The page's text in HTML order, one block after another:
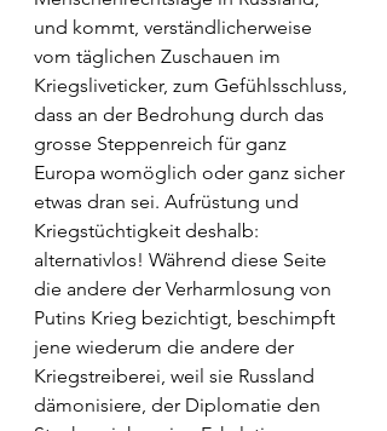
und kommt, verständlicherweise
vom täglichen Zuschauen im
Kriegsliveticker, zum Gefühlsschluss,
dass an der Bedrohung durch das
grosse Steppenreich für ganz
Europa womöglich oder ganz sicher
etwas dran sei. Aufrüstung und
Kriegstüchtigkeit deshalb:
alternativlos! Während diese Seite
die andere der Verharmlosung von
Putins Krieg bezichtigt, beschimpft
jene wiederum die andere der
Kriegstreiberei, weil sie Russland
dämonisiere, der Diplomatie den